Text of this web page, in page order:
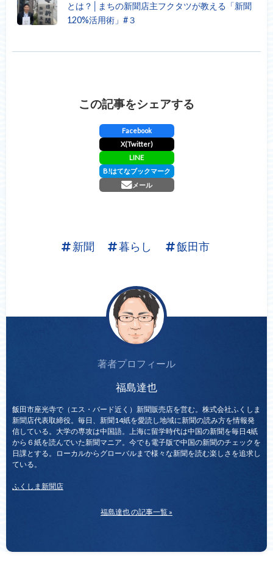
とは？│まちの新聞店主フクタツが教える「新聞
120%活用術」#３
この記事をシェアする
Facebook
X(Twitter)
LINE
B!はてなブックマーク
メール
新聞 暮らし 飯田市
著者プロフィール
福島達也
飯田市座光寺で（エス・バード近く）新聞販売店を営む。株式会社ふくしま
新聞店代表取締役。毎日、新聞14紙を愛読し地域に新聞の読み方を情報発
信している。大学の専攻は中国語。上海に留学時代は中国の新聞を毎日4紙
から６紙を読んでいた新聞マニア。今でも電子版で中国の新聞のチェックを
日課とする。ローカルからグローバルまで様々な新聞を読む楽しさを追求し
ている。
ふくしま新聞店
福島達也 の記事一覧 »